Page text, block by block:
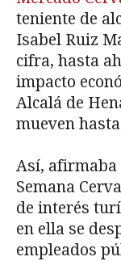
teniente de
Isabel Ruiz
cifra, hasta
impacto
Alcalá de
mueven
Así, afirmaba
Semana
de interés
en ella se
empleados